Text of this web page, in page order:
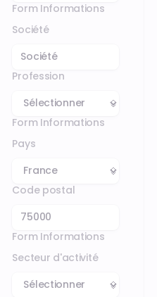
Form Informations
Société
Profession
Form Informations
Pays
Code postal
Form Informations
Secteur d'activité